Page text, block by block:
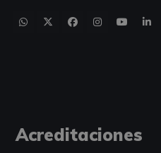
Acreditaciones